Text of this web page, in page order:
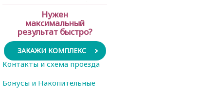
Нужен
максимальный
результат быстро?
ЗАКАЖИ КОМПЛЕКС
Контакты и схема проезда
Бонусы и Накопительные